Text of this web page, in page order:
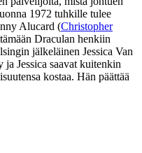
1972 tuhkille tulee
Alucard (Christopher
Draculan henkiin
jälkeläinen Jessica Van
ja Jessica saavat kuitenkin
kostaa. Hän päättää